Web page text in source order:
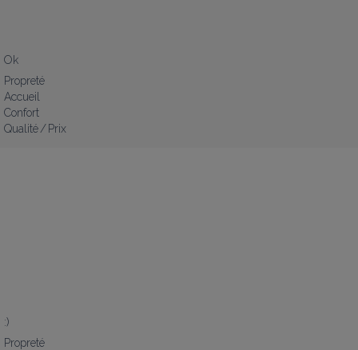
Ok
Propreté
Accueil
Confort
Qualité / Prix
:)
Propreté